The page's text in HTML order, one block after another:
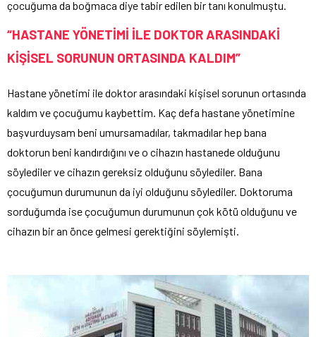
çocuğuma da boğmaca diye tabir edilen bir tanı konulmuştu.
“HASTANE YÖNETİMİ İLE DOKTOR ARASINDAKİ
KİŞİSEL SORUNUN ORTASINDA KALDIM”
Hastane yönetimi ile doktor arasındaki kişisel sorunun ortasında
kaldım ve çocuğumu kaybettim. Kaç defa hastane yönetimine
başvurduysam beni umursamadılar, takmadılar hep bana
doktorun beni kandırdığını ve o cihazın hastanede olduğunu
söylediler ve cihazın gereksiz olduğunu söylediler. Bana
çocuğumun durumunun da iyi olduğunu söylediler. Doktoruma
sorduğumda ise çocuğumun durumunun çok kötü olduğunu ve
cihazın bir an önce gelmesi gerektiğini söylemişti.